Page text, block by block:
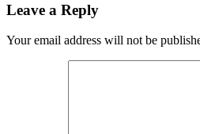
Leave a Reply
Your email address will not be